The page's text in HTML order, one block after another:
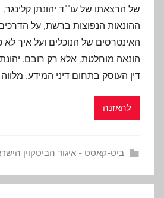
של הרצאתו של עו""ד יהונתן
ההונאות הנפוצות ברשת, על
האינטרסים של הנוכלים ועל איך לא
הונאה מוחלטת, אלא רק רובם.
דין העוסק בתחום דיני המידע,
להאזנה
ביט-קאסט - איגוד הביטקוין